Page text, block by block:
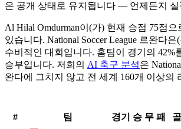
은 공개 상태로 유지됩니다 — 언제든지
Al Hilal Omdurman이(가) 현재 승점 75점
있습니다. National Soccer League 르완다
수비적인 대회입니다. 홈팀이 경기의 42%
승부입니다. 저희의 AI 축구 분석은
완다에 그치지 않고 전 세계 160개 이상의
# 팀 경기 승 무 패 골